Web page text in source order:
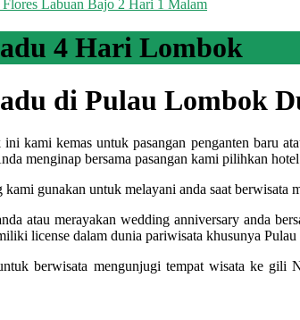
Flores Labuan Bajo 2 Hari 1 Malam
4 Hari Lombok
di Pulau Lombok
ini kami kemas untuk pasangan penganten baru
menginap bersama pasangan kami pilihkan
gunakan untuk melayani anda saat berwisata
atau merayakan wedding anniversary anda
license dalam dunia pariwisata khusunya
berwisata mengunjugi tempat wisata ke gili